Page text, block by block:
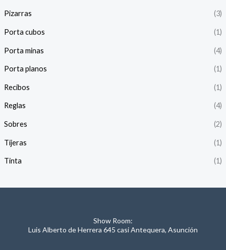
Pizarras (3)
Porta cubos (1)
Porta minas (4)
Porta planos (1)
Recibos (1)
Reglas (4)
Sobres (2)
Tijeras (1)
Tinta (1)
Show Room:
Luis Alberto de Herrera 645 casi Antequera, Asunción